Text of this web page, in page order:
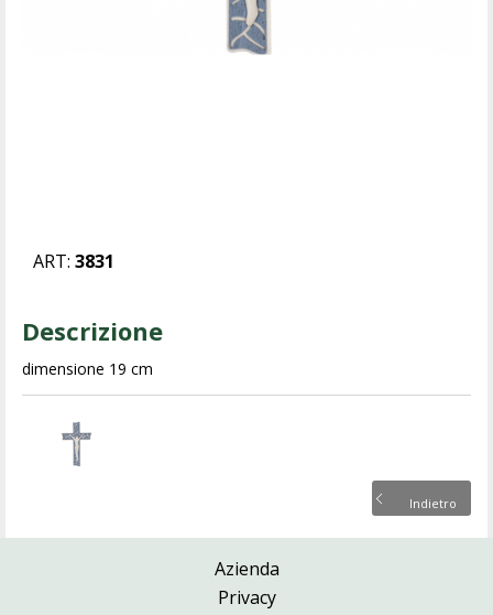
ART: 3831
Descrizione
dimensione 19 cm
Indietro
Azienda
Privacy